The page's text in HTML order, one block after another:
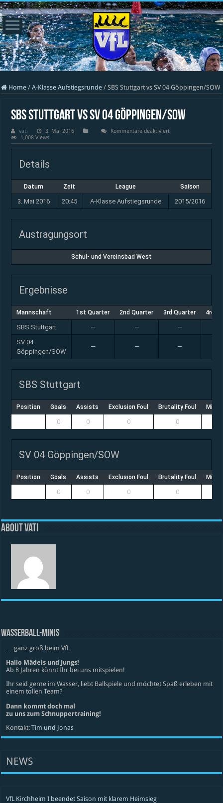
Home / A-Klasse Aufstiegsrunde / SBS Stuttgart vs SV 04 Göppingen/SOW
SBS Stuttgart vs SV 04 Göppingen/SOW
vati 3. Mai 2016 Kommentare deaktiviertfür
Stuttgart
vs
1,008 Views
Details
Datum Zeit League Saison
3. Mai 2016 20:45 A-Klasse Aufstiegsrunde 2015/2016
Austragungsort
Schul- und Vereinsbad West
Ergebnisse
Mannschaft 1st Quarter 2nd Quarter 3rd Quarter 4rd
SBS Stuttgart — — —
SV 04
Göppingen/SOW
— — —
SBS Stuttgart
Position Goals Assists Exclusion Foul Brutality Foul
0 0 0 0
SV 04 Göppingen/SOW
Position Goals Assists Exclusion Foul Brutality Foul
0 0 0 0
About vati
WASSERBALL-MINIS
… ganz groß beim VfL
Hallo Mädels und Jungs!
Ab 8 Jahren könnt Ihr bei uns mitspielen!
Ihr seid gerne im Wasser, liebt Ballspiele und möchtet Spaß erleben mit
einem tollen Team?
Dann kommt doch mal
zu uns zum Schnuppertraining!
Kontakt:Tim und Jonas
NEWS
VfL Kirchheim I beendet Saison mit klarem Heimsieg